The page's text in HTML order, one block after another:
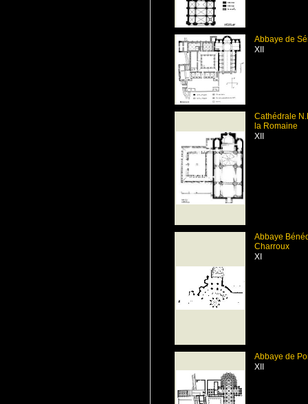
Abbaye de
XII
Cathédrale
la Romaine
XII
Abbaye
Charroux
XI
Abbaye de
XII